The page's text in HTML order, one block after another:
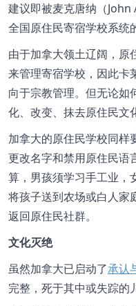
建议即被麦克唐纳（
全国原住民寄宿学校系统
由于加拿大领土辽阔，原
来管理寄宿学校，因此卡
向于宗教管理。但无论如
化、改变、抹去原住民文
加拿大的原住民学校同样
更改名字和禁用原住民语
算，男孩须学习手工业，
将孩子送到农场或白人家
返回原住民社群。
文化灭绝
虽然加拿大已启动了承认
完整，死于其中或失踪的